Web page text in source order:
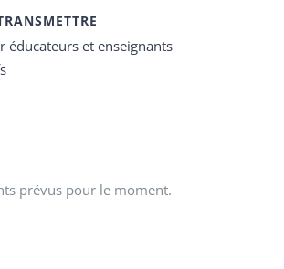
éducateurs et enseignants
prévus pour le moment.